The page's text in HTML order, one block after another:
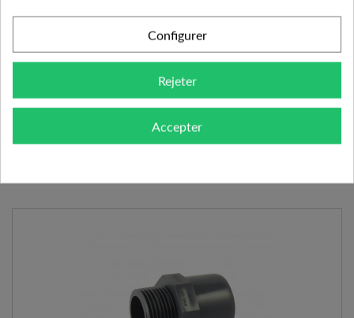
EMBOUT FILETÉ PVC MIXTE 25/32X1" 16 BARS
0.82 €
AJOUTER AU PANIER
Expédié l'après-midi pour une commande avant 11h
Configurer
Rejeter
Accepter